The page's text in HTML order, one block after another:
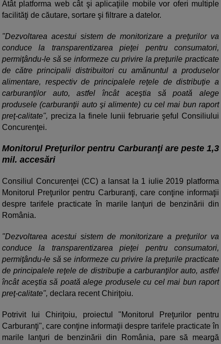
Atât platforma web cât şi aplicaţiile mobile vor oferi multiple
facilităţi de căutare, sortare şi filtrare a datelor.
"Dezvoltarea acestui sistem de monitorizare a preţurilor va
conduce la transparentizarea pieţei pentru consumatori,
permiţându-le să se informeze cu privire la preţurile practicate
de către principalii distribuitori cu amănuntul a produselor
alimentare, respectiv de principalele reţele de distribuţie a
carburanţilor auto, astfel încât aceştia să poată alege
produsele (carburanţii auto şi alimente) cu cel mai bun raport
preţ-calitate", preciza la finele lunii februarie şeful Consiliului
Concurenţei.
Monitorul Preţurilor pentru Carburanţi are peste 1,3
mil. accesări
Consiliul Concurenţei (CC) a lansat la 1 iulie 2019 platforma
Monitorul Preţurilor pentru Carburanţi, care conţine informaţii
despre tarifele practicate în marile lanţuri de benzinării din
România.
"Dezvoltarea acestui sistem de monitorizare a preţurilor va
conduce la transparentizarea pieţei pentru consumatori,
permiţându-le să se informeze cu privire la preţurile practicate
de principalele reţele de distribuţie a carburanţilor auto, astfel
încât aceştia să poată alege produsele cu cel mai bun raport
preţ-calitate", declara recent Chiriţoiu.
Potrivit lui Chiriţoiu, proiectul "Monitorul Preţurilor pentru
Carburanţi", care conţine informaţii despre tarifele practicate în
marile lanţuri de benzinării din România, pare să meargă